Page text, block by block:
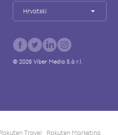
Hrvatski
© 2026Viber Media S.à r.l.
Rakuten Travel Rakuten Marketing